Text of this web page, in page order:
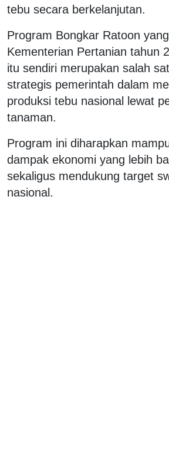
tebu secara berkelanjutan.
Program Bongkar Ratoon
Kementerian Pertanian tahun
itu sendiri merupakan salah
strategis pemerintah dalam
produksi tebu nasional lewat
tanaman.
Program ini diharapkan
dampak ekonomi yang lebih
sekaligus mendukung target
nasional.